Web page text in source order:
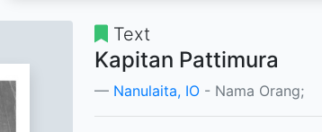
Text
Kapitan Pattimura
Nanulaita, IO - Nama Orang;